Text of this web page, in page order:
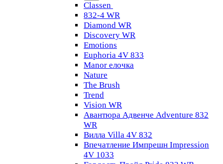
Classen
832-4 WR
Diamond WR
Discovery WR
Emotions
Euphoria 4V 833
Manor елочка
Nature
The Brush
Trend
Vision WR
Авантюра Адвенче Adventure 832
WR
Вилла Villa 4V 832
Впечатление Импрешн Impression
4V 1033